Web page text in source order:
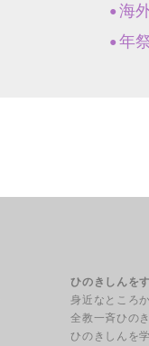
海
年
ひのきしんを
身近なところ
全教一斉ひの
ひのきしんを